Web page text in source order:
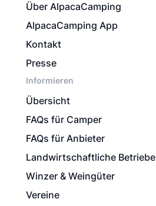
Über AlpacaCamping
AlpacaCamping App
Kontakt
Presse
Informieren
Übersicht
FAQs für Camper
FAQs für Anbieter
Landwirtschaftliche Betriebe
Winzer & Weingüter
Vereine